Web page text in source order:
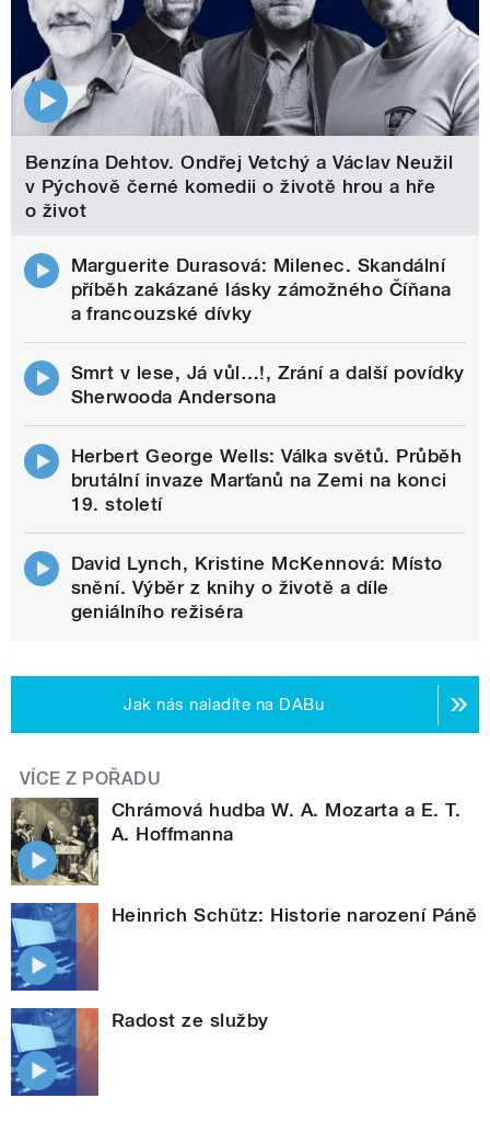
Benzína Dehtov. Ondřej Vetchý a Václav Neužil
v Pýchově černé komedii o životě hrou a hře
o život
Marguerite Durasová: Milenec. Skandální
příběh zakázané lásky zámožného Číňana
a francouzské dívky
Smrt v lese, Já vůl…!, Zrání a další povídky
Sherwooda Andersona
Herbert George Wells: Válka světů. Průběh
brutální invaze Marťanů na Zemi na konci
19. století
David Lynch, Kristine McKennová: Místo
snění. Výběr z knihy o životě a díle
geniálního režiséra
Jak nás naladíte na DABu
VÍCE Z POŘADU
Chrámová hudba W. A. Mozarta a E. T.
A. Hoffmanna
Heinrich Schütz: Historie narození Páně
Radost ze služby